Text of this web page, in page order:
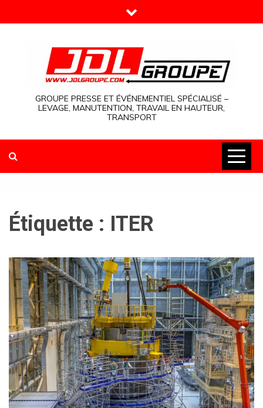
to
GROUPE PRESSE ET ÉVÉNEMENTIEL SPÉCIALISÉ –
LEVAGE, MANUTENTION, TRAVAIL EN HAUTEUR,
TRANSPORT
Étiquette : ITER